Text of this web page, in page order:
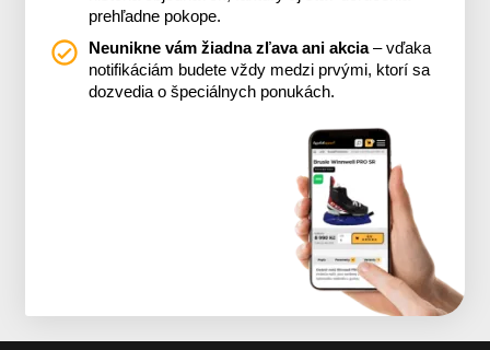
prehľadne pokope.
Neunikne vám žiadna zľava ani akcia– vďaka
notifikáciám budete vždy medzi prvými, ktorí sa
dozvedia o špeciálnych ponukách.